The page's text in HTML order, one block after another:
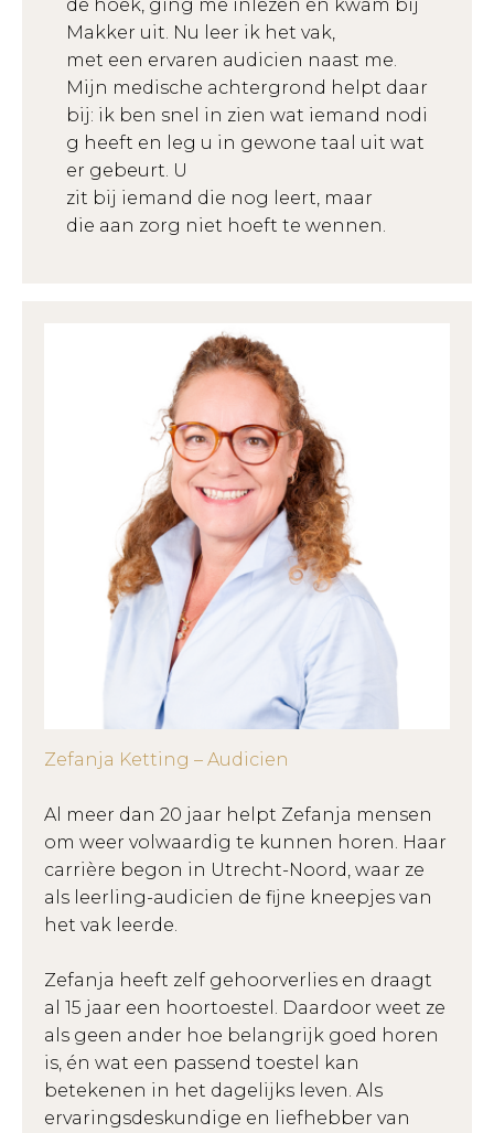
de hoek, ging me inlezen en kwam bij
Makker uit. Nu leer ik het vak,
met een ervaren audicien naast me.
Mijn medische achtergrond helpt daar
bij: ik ben snel in zien wat iemand nodi
g heeft en leg u in gewone taal uit wat
er gebeurt. U
zit bij iemand die nog leert, maar
die aan zorg niet hoeft te wennen.
Zefanja Ketting – Audicien
Al meer dan 20 jaar helpt Zefanja mensen
om weer volwaardig te kunnen horen. Haar
carrière begon in Utrecht-Noord, waar ze
als leerling-audicien de fijne kneepjes van
het vak leerde.
Zefanja heeft zelf gehoorverlies en draagt
al 15 jaar een hoortoestel. Daardoor weet ze
als geen ander hoe belangrijk goed horen
is, én wat een passend toestel kan
betekenen in het dagelijks leven. Als
ervaringsdeskundige en liefhebber van